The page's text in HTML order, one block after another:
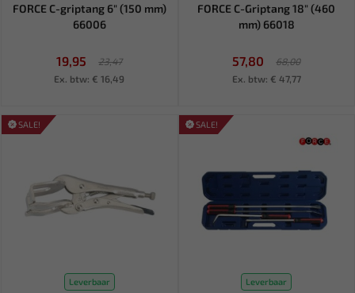
FORCE C-griptang 6" (150 mm)
66006
19,95
23,47
Ex. btw: € 16,49
FORCE C-Griptang 18" (460
mm) 66018
57,80
68,00
Ex. btw: € 47,77
SALE!
Leverbaar
SALE!
Leverbaar